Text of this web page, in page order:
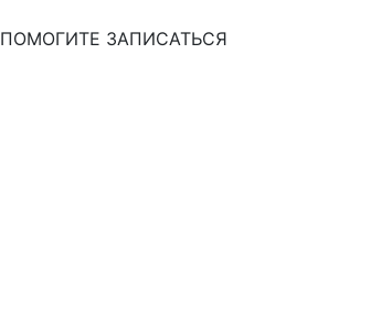
ПОМОГИТЕ ЗАПИСАТЬСЯ